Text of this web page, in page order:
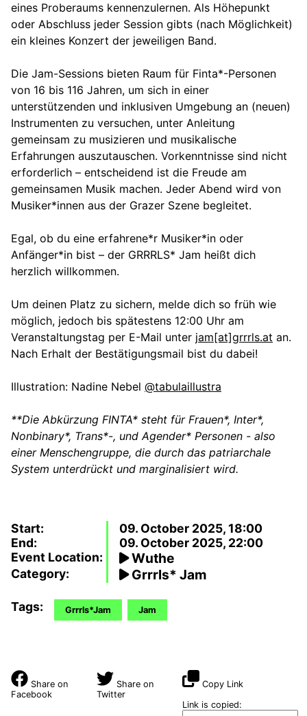
eines Proberaums kennenzulernen. Als Höhepunkt
oder Abschluss jeder Session gibts (nach Möglichkeit)
ein kleines Konzert der jeweiligen Band.
Die Jam-Sessions bieten Raum für Finta*-Personen
von 16 bis 116 Jahren, um sich in einer
unterstützenden und inklusiven Umgebung an (neuen)
Instrumenten zu versuchen, unter Anleitung
gemeinsam zu musizieren und musikalische
Erfahrungen auszutauschen. Vorkenntnisse sind nicht
erforderlich – entscheidend ist die Freude am
gemeinsamen Musik machen. Jeder Abend wird von
Musiker*innen aus der Grazer Szene begleitet.
Egal, ob du eine erfahrene*r Musiker*in oder
Anfänger*in bist – der GRRRLS* Jam heißt dich
herzlich willkommen.
Um deinen Platz zu sichern, melde dich so früh wie
möglich, jedoch bis spätestens 12:00 Uhr am
Veranstaltungstag per E-Mail unter jam[at]grrrls.at an.
Nach Erhalt der Bestätigungsmail bist du dabei!
Illustration: Nadine Nebel @tabulaillustra
**Die Abkürzung FINTA* steht für Frauen*, Inter*,
Nonbinary*, Trans*-, und Agender* Personen - also
einer Menschengruppe, die durch das patriarchale
System unterdrückt und marginalisiert wird.
Start:
09. October 2025, 18:00
End:
09. October 2025, 22:00
Event Location:
Wuthe
Category: Grrrls* Jam
Tags: Grrrls*Jam Jam
Share on
Facebook
Share on
Twitter
Copy Link
Link is copied: